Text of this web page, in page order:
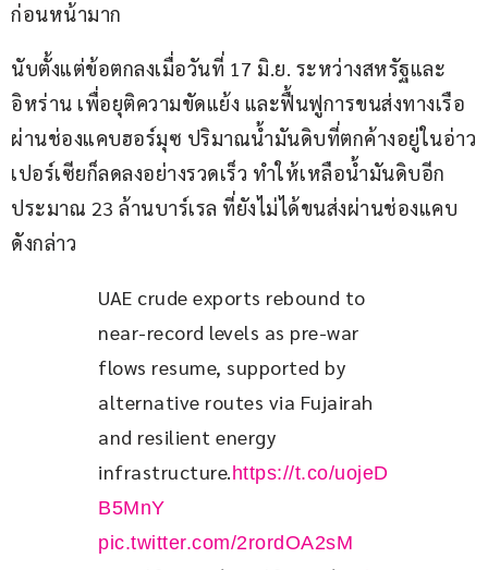
ก่อนหน้ามาก
นับตั้งแต่ข้อตกลงเมื่อวันที่ 17 มิ.ย. ระหว่างสหรัฐและ
อิหร่าน เพื่อยุติความขัดแย้ง และฟื้นฟูการขนส่งทางเรือ
ผ่านช่องแคบฮอร์มุซ ปริมาณน้ำมันดิบที่ตกค้างอยู่ในอ่าว
เปอร์เซียก็ลดลงอย่างรวดเร็ว ทำให้เหลือน้ำมันดิบอีก
ประมาณ 23 ล้านบาร์เรล ที่ยังไม่ได้ขนส่งผ่านช่องแคบ
ดังกล่าว
UAE crude exports rebound to
near-record levels as pre-war
flows resume, supported by
alternative routes via Fujairah
and resilient energy
infrastructure. https://t.co/uojeD
B5MnY
pic.twitter.com/2rordOA2sM